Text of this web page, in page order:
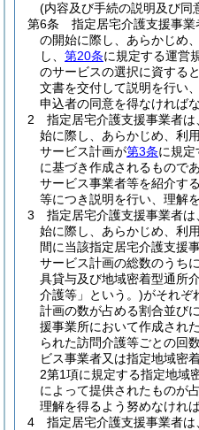
(内容及び手続の説明及び同
第6条
指定居宅介護支援事
の開始に際し、あらかじめ
し、 第20条に規定する運営
のサービスの選択に資する
文書を交付して説明を行い
申込者の同意を得なければな
2
指定居宅介護支援事業者
始に際し、あらかじめ、利
サービス計画が第3条に規定
に基づき作成されるもので
サービス事業者等を紹介す
等につき説明を行い、理解
3
指定居宅介護支援事業者
始に際し、あらかじめ、利
間に当該指定居宅介護支援
サービス計画の総数のうち
具貸与及び地域密着型通所
介護等」という。)がそれぞ
計画の数が占める割合並び
援事業所において作成され
られた訪問介護等ごとの回
ビス事業者又は指定地域密
2第1項に規定する指定地域
によって提供されたものが
理解を得るよう努めなけれ
4
指定居宅介護支援事業者